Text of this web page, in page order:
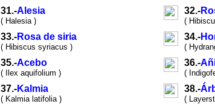
31.-Alesia
( Halesia )
32.-
(
33.-Rosa de siria
( Hibiscus syriacus )
34.-
(
35.-Acebo
( Ilex aquifolium )
36.-
(
37.-Kalmia
( Kalmia latifolia )
38.-
(